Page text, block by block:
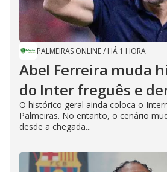
PALMEIRAS ONLINE/ HÁ 1 HORA
Abel Ferreira muda
do Inter freguês e
O histórico geral ainda coloca o
Palmeiras. No entanto, o cenário
desde a chegada...